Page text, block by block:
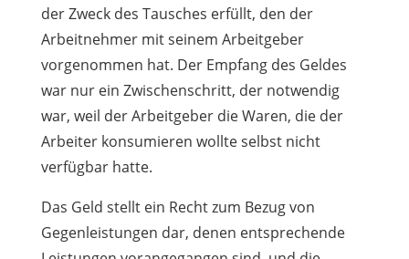
der Zweck des Tausches erfüllt, den der
Arbeitnehmer mit seinem Arbeitgeber
vorgenommen hat. Der Empfang des Geldes
war nur ein Zwischenschritt, der notwendig
war, weil der Arbeitgeber die Waren, die der
Arbeiter konsumieren wollte selbst nicht
verfügbar hatte.
Das Geld stellt ein Recht zum Bezug von
Gegenleistungen dar, denen entsprechende